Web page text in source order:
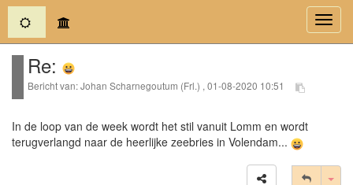
(current)
Re:
Bericht van: Johan Scharnegoutum (Frl.) , 01-08-2020 10:51
In de loop van de week wordt het stil vanuit Lomm en wordt
terugverlangd naar de heerlijke zeebries in Volendam...